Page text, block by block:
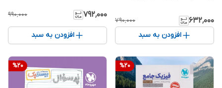
۶۳۲٬۰۰۰ ۷۹۰٬۰۰۰
افزودن به سبد
۷۹۲٬۰۰۰ ۹۹۰٬۰۰۰
افزودن به سبد
%20
%20